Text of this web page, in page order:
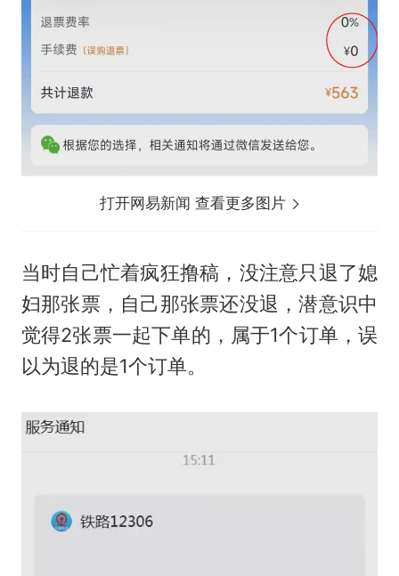
打开网易新闻 查看更多图片
当时自己忙着疯狂撸稿，没注意只退了媳
妇那张票，自己那张票还没退，潜意识中
觉得2张票一起下单的，属于1个订单，误
以为退的是1个订单。